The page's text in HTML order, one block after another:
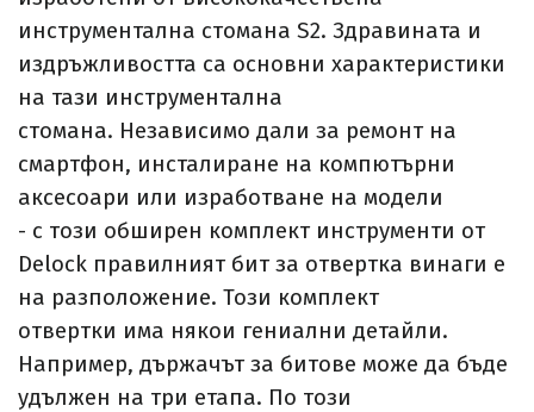
инструментална стомана S2. Здравината и
издръжливостта са основни характеристики
на тази инструментална
стомана. Независимо дали за ремонт на
смартфон, инсталиране на компютърни
аксесоари или изработване на модели
- с този обширен комплект инструменти от
Delock правилният бит за отвертка винаги е
на разположение. Този комплект
отвертки има някои гениални детайли.
Например, държачът за битове може да бъде
удължен на три етапа. По този